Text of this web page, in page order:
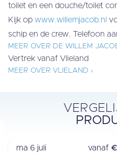
toilet en een douche/toilet
Kijk op www.willemjacob.nl
schip en de crew. Telefoon
MEER OVER DE WILLEM
Vertrek vanaf Vlieland
MEER OVER VLIELAND ›
OVERTOCHT
VLIELAND -
ma 6 juli vanaf